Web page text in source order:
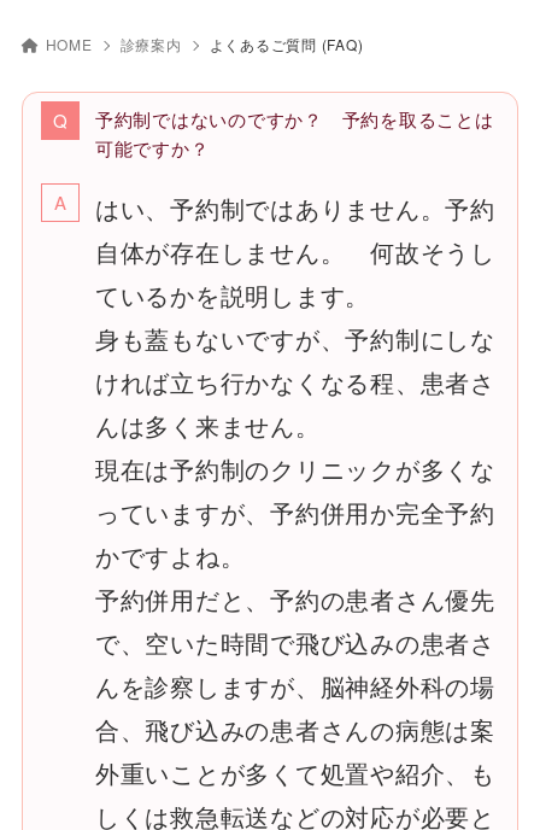
HOME 診療案内 よくあるご質問 (FAQ)
予約制ではないのですか？ 予約を取ることは
可能ですか？
はい、予約制ではありません。予約
自体が存在しません。 何故そうし
ているかを説明します。
身も蓋もないですが、予約制にしな
ければ立ち行かなくなる程、患者さ
んは多く来ません。
現在は予約制のクリニックが多くな
っていますが、予約併用か完全予約
かですよね。
予約併用だと、予約の患者さん優先
で、空いた時間で飛び込みの患者さ
んを診察しますが、脳神経外科の場
合、飛び込みの患者さんの病態は案
外重いことが多くて処置や紹介、も
しくは救急転送などの対応が必要と